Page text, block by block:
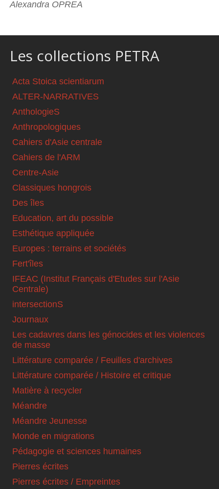
Alexandra OPREA
Les collections PETRA
Acta Stoica scientiarum
ALTER-NARRATIVES
AnthologieS
Anthropologiques
Cahiers d'Asie centrale
Cahiers de l'ARM
Centre-Asie
Classiques hongrois
Des îles
Education, art du possible
Esthétique appliquée
Europes : terrains et sociétés
Fert'îles
IFEAC (Institut Français d'Etudes sur l'Asie
Centrale)
intersectionS
Journaux
Les cadavres dans les génocides et les violences
de masse
Littérature comparée / Feuilles d'archives
Littérature comparée / Histoire et critique
Matière à recycler
Méandre
Méandre Jeunesse
Monde en migrations
Pédagogie et sciences humaines
Pierres écrites
Pierres écrites / Empreintes